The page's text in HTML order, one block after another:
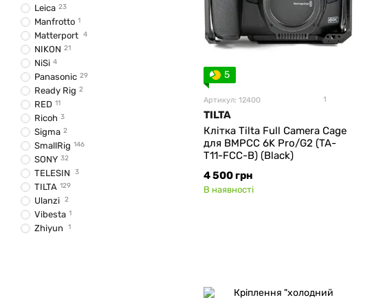
5
Артикул: 12400 1
TILTA
Клітка Tilta Full Camera Cage
для BMPCC 6K Pro/G2 (TA-
T11-FCC-B) (Black)
4 500 грн
В наявності
Leica 23
Manfrotto 1
Matterport 4
NIKON 21
NiSi 4
Panasonic 29
Ready Rig 2
RED 11
Ricoh 3
Sigma 2
SmallRig 146
SONY 32
TELESIN 3
TILTA 129
Ulanzi 2
Vibesta 1
Zhiyun 1